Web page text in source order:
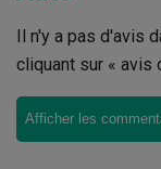
Il n'y a pas d'avis
cliquant sur « avis
Afficher les